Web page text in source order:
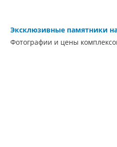
Эксклюзивные памятники
Фотографии и цены